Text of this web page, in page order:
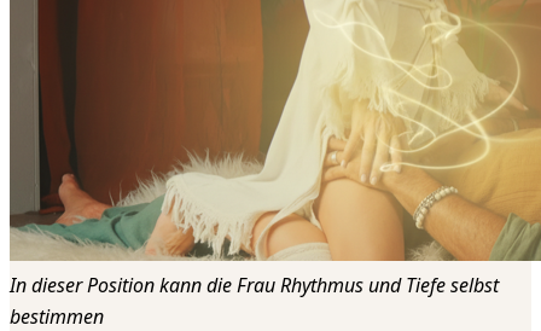
In dieser Position kann die Frau Rhythmus und Tiefe selbst
bestimmen